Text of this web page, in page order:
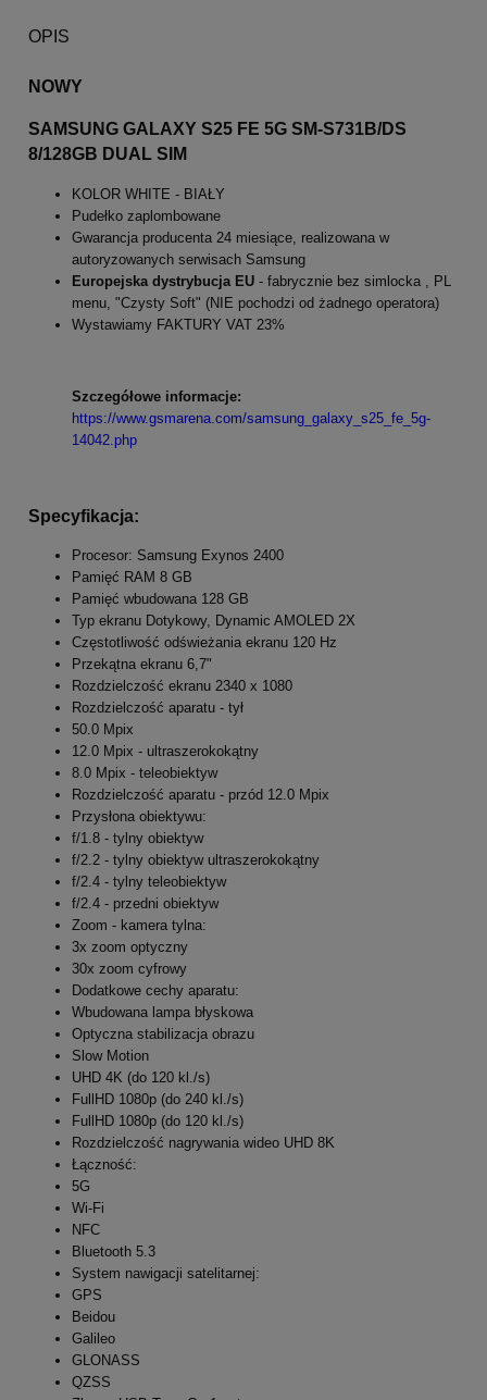
OPIS
NOWY
SAMSUNG GALAXY S25 FE 5G SM-S731B/DS
8/128GB DUAL SIM
KOLOR WHITE - BIAŁY
Pudełko zaplombowane
Gwarancja producenta 24 miesiące, realizowana w
autoryzowanych serwisach Samsung
Europejska dystrybucja EU - fabrycznie bez simlocka , PL
menu, "Czysty Soft" (NIE pochodzi od żadnego operatora)
Wystawiamy FAKTURY VAT 23%
Szczegółowe informacje:
https://www.gsmarena.com/samsung_galaxy_s25_fe_5g-
14042.php
Specyfikacja:
Procesor: Samsung Exynos 2400
Pamięć RAM 8 GB
Pamięć wbudowana 128 GB
Typ ekranu Dotykowy, Dynamic AMOLED 2X
Częstotliwość odświeżania ekranu 120 Hz
Przekątna ekranu 6,7"
Rozdzielczość ekranu 2340 x 1080
Rozdzielczość aparatu - tył
50.0 Mpix
12.0 Mpix - ultraszerokokątny
8.0 Mpix - teleobiektyw
Rozdzielczość aparatu - przód 12.0 Mpix
Przysłona obiektywu:
f/1.8 - tylny obiektyw
f/2.2 - tylny obiektyw ultraszerokokątny
f/2.4 - tylny teleobiektyw
f/2.4 - przedni obiektyw
Zoom - kamera tylna:
3x zoom optyczny
30x zoom cyfrowy
Dodatkowe cechy aparatu:
Wbudowana lampa błyskowa
Optyczna stabilizacja obrazu
Slow Motion
UHD 4K (do 120 kl./s)
FullHD 1080p (do 240 kl./s)
FullHD 1080p (do 120 kl./s)
Rozdzielczość nagrywania wideo UHD 8K
Łączność:
5G
Wi-Fi
NFC
Bluetooth 5.3
System nawigacji satelitarnej:
GPS
Beidou
Galileo
GLONASS
QZSS